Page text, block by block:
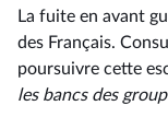
La fuite en avant
des Français.
poursuivre cette
les bancs des